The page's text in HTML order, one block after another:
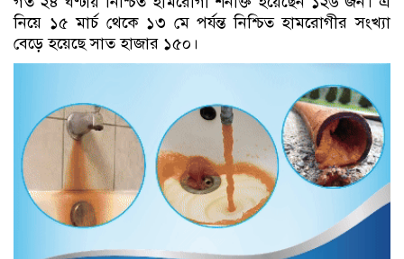
নিয়ে ১৫ মার্চ থেকে ১৩ মে পর্যন্ত নিশ্চিত হামরোগীর সংখ্যা
বেড়ে হয়েছে সাত হাজার ১৫০।